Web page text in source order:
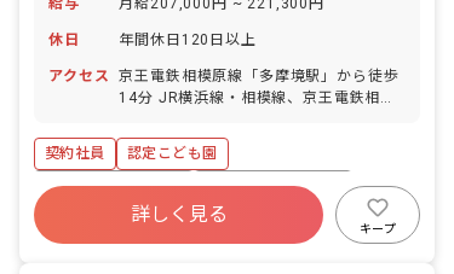
給与 月給207,000円 ~ 221,300円
休日 年間休日120日以上
アクセス
京王電鉄相模原線「多摩境駅」から徒歩
14分 JR横浜線・相模線、京王電鉄相模
ー、バイク、自転車通勤OK！駐車場、駐
輪場は無料で利用できるので、通勤も
楽々です。 ◆「橋本駅」周辺には、ショ
ッピングモールが複数あり、仕事後のお
買い物にも便利。また、園から大型アウ
契約社員
認定こども園
ボーナス・賞与あり
年間休日120日以上
寮・住宅・家賃補助あり
社会保険完備
詳しく見る
キープ